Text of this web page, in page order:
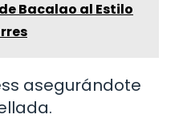
Bacalao al Estilo
asegurándote